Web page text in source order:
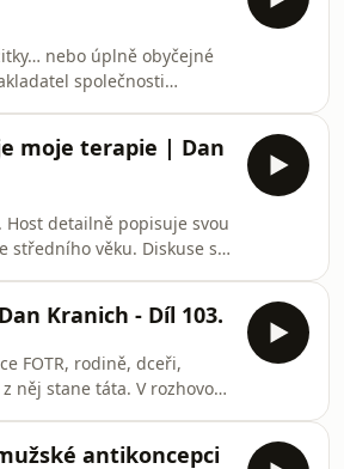
nebo úplně obyčejné
společnosti
– když měl nastoupit do
moje terapie | Dan
detailně popisuje svou
středního věku. Diskuse se
Kranich - Díl 103.
FOTR, rodině, dceři,
něj stane táta. V rozhovoru
co mu naopak dalo a
antikoncepci